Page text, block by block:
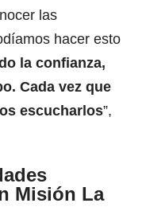
las
hacer esto
la confianza,
Cada vez que
escucharlos”,
Misión La